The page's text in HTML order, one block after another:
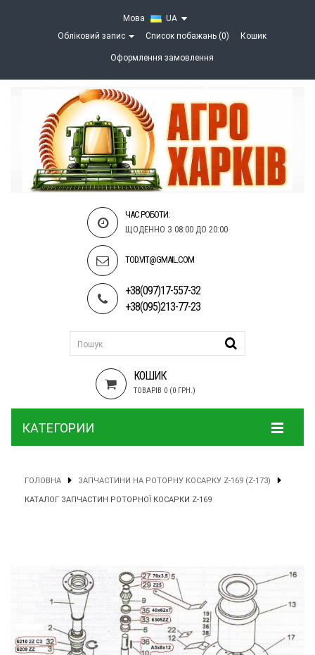
Мова
UA
Обліковий запис
Список побажань (0) Кошик
Оформлення замовлення
ЧАС РОБОТИ:
ЩОДЕННО З 08:00 ДО 20:00
TOD.VIT@GMAIL.COM
+38(097)17-557-32
+38(095)213-77-23
КОШИК
ТОВАРІВ 0 (0 ГРН.)
КАТЕГОРИИ
ГОЛОВНА ЗАПЧАСТИНИ НА РОТОРНУ КОСАРКУ Z-169 (Z-173)
КАТАЛОГ ЗАПЧАСТИН РОТОРНОЇ КОСАРКИ Z-169